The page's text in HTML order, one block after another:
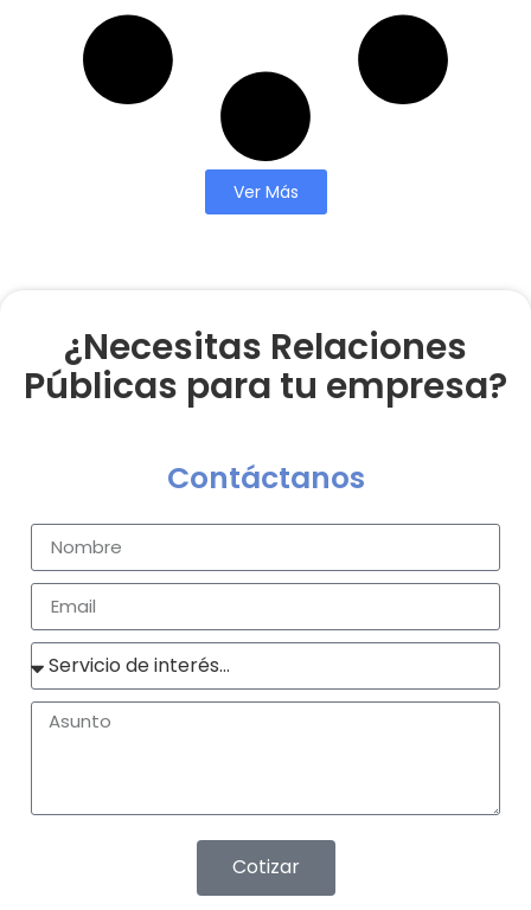
Ver Más
¿Necesitas Relaciones
Públicas para tu empresa?
Contáctanos
Cotizar